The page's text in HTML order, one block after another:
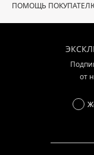
ПОМОЩЬ
от